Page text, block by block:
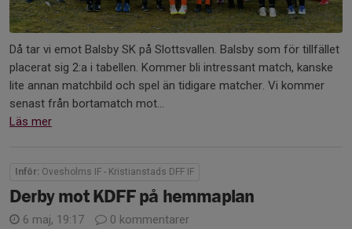
Då tar vi emot Balsby SK på Slottsvallen. Balsby som för tillfället
placerat sig 2:a i tabellen. Kommer bli intressant match, kanske
lite annan matchbild och spel än tidigare matcher. Vi kommer
senast från bortamatch mot...
Läs mer
Inför: Ovesholms IF - Kristianstads DFF IF
Derby mot KDFF på hemmaplan
6 maj, 19:17 0 kommentarer